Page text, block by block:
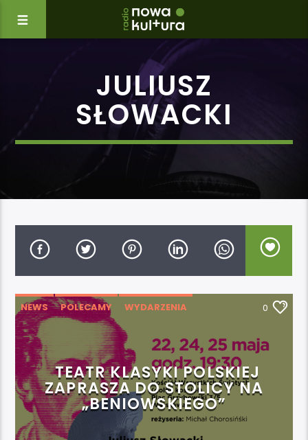
JULIUSZ
SŁOWACKI
NEWS POLECAMY WYDARZENIA 0
TEATR KLASYKI POLSKIEJ
ZAPRASZA DO STOLICY NA
„BENIOWSKIEGO”